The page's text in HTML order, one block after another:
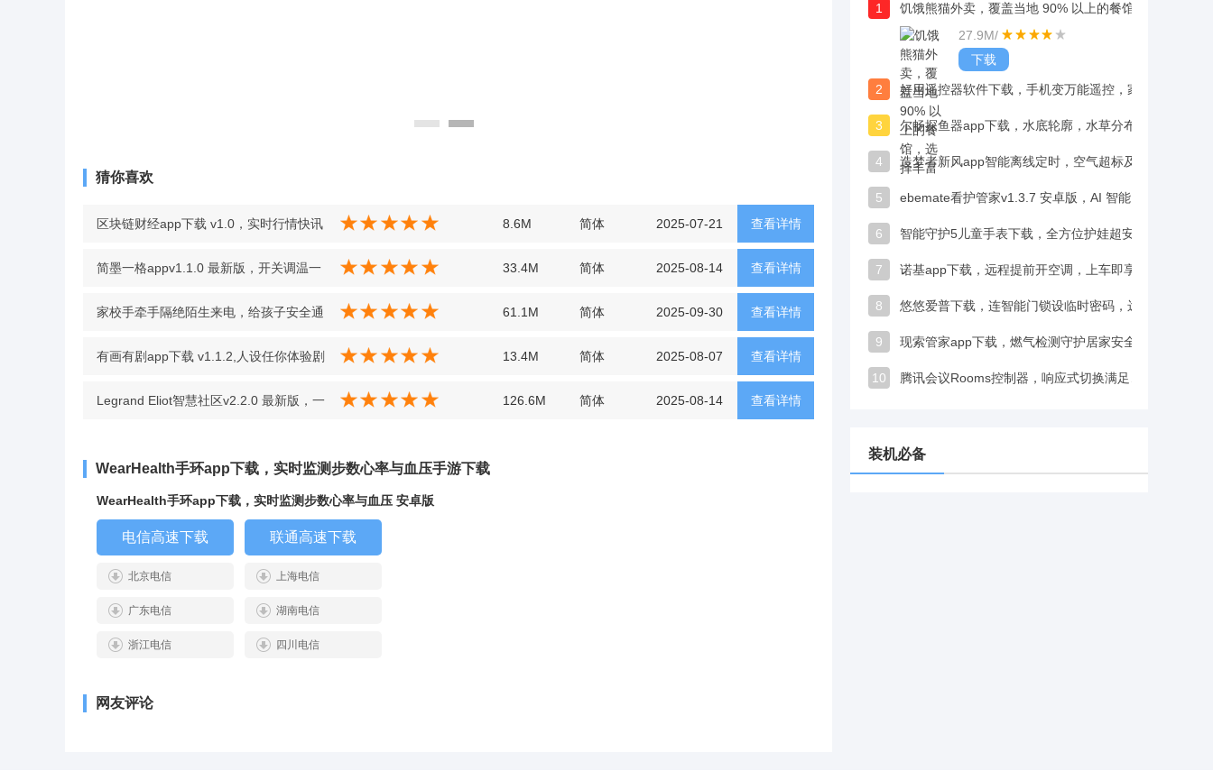
猜你喜欢
查看详情
区块链财经app下载 v1.0，实时行情快讯
快，重要消息不错过 v1.0
8.6M 简体 2025-07-21
查看详情
简墨一格appv1.1.0 最新版，开关调温一
键搞定超省心 v1.1.0 最新版
33.4M 简体 2025-08-14
查看详情
家校手牵手隔绝陌生来电，给孩子安全通
话环境 v1.0.0.0 最新版
61.1M 简体 2025-09-30
查看详情
有画有剧app下载 v1.1.2,人设任你体验剧
情主导感拉满 v1.1.2
13.4M 简体 2025-08-07
查看详情
Legrand Eliot智慧社区v2.2.0 最新版，一 126.6M 简体 2025-08-14
WearHealth手环app下载，实时监测步数心率与血压手游下载
WearHealth手环app下载，实时监测步数心率与血压 安卓版
电信高速下载 联通高速下载
北京电信 上海电信
广东电信 湖南电信
浙江电信 四川电信
网友评论
1
27.9M/
下载
2
3
4
5
6 智能守护5儿童手表下载，全方位护娃超安心
7
8
9 现索管家app下载，燃气检测守护居家安全
10
装机必备